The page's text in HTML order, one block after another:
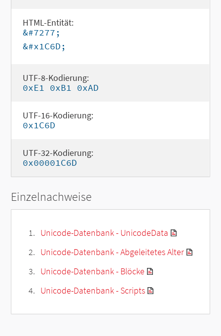
HTML-Entität:
&#7277;
&#x1C6D;
UTF-8-Kodierung:
0xE1 0xB1 0xAD
UTF-16-Kodierung:
0x1C6D
UTF-32-Kodierung:
0x00001C6D
Einzelnachweise
Unicode-Datenbank - UnicodeData
Unicode-Datenbank - Abgeleitetes Alter
Unicode-Datenbank - Blöcke
Unicode-Datenbank - Scripts